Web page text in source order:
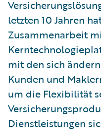
letzten 10 Jahren
Zusammenarbeit
mit den sich
Kunden und
um die Flexibilität
Dienstleistungen